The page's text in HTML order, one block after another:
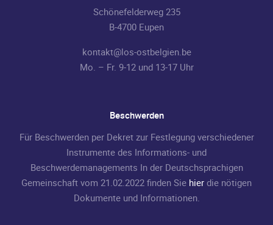
Schönefelderweg 235
B-4700 Eupen
kontakt@los-ostbelgien.be
Mo. – Fr. 9-12 und 13-17 Uhr
Beschwerden
Für Beschwerden per Dekret zur Festlegung verschiedener
Instrumente des Informations- und
Beschwerdemanagements In der Deutschsprachigen
Gemeinschaft vom 21.02.2022 finden Sie hier die nötigen
Dokumente und Informationen.